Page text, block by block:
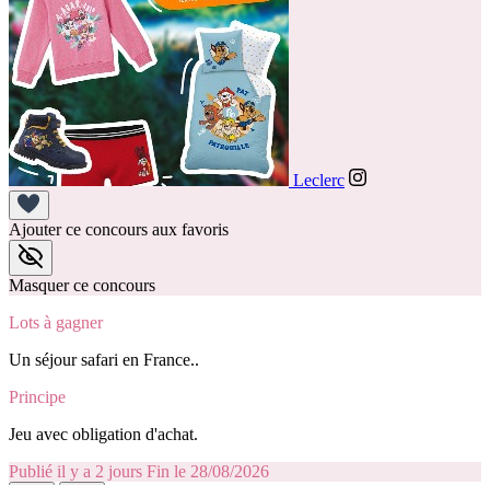
Leclerc
Ajouter ce concours aux favoris
Masquer ce concours
Lots à gagner
Un séjour safari en France.⁣.
Principe
Jeu avec obligation d'achat.
Publié il y a 2 jours Fin le 28/08/2026